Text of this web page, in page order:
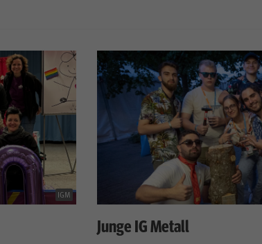
IGM
Junge IG Metall